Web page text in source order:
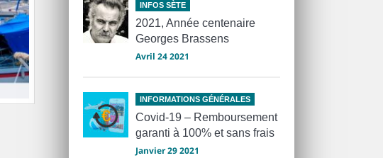
INFOS SÈTE
2021, Année centenaire
Georges Brassens
Avril 24 2021
INFORMATIONS GÉNÉRALES
Covid-19 – Remboursement
garanti à 100% et sans frais
Janvier 29 2021